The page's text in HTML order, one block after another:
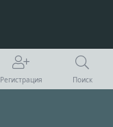
Регистрация Поиск